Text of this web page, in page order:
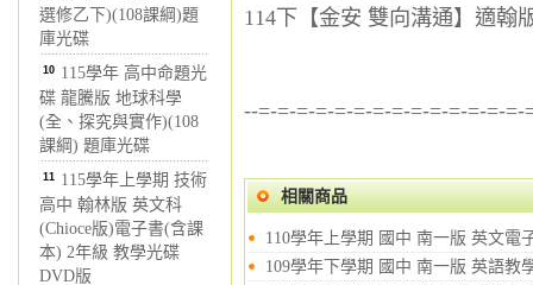
選修乙下)(108課綱)題
庫光碟
10 115學年 高中命題光
碟 龍騰版 地球科學
(全、探究與實作)(108
課綱) 題庫光碟
11 115學年上學期 技術
高中 翰林版 英文科
(Chioce版)電子書(含課
本) 2年級 教學光碟
DVD版
114下【金安 雙向溝通】適翰
--=-=-=-=-=-=-=-=-=-=-=-=-=-
相關商品
110學年上學期 國中 南一版 英文電
109學年下學期 國中 南一版 英語教